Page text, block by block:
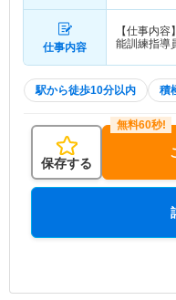
仕事内容
【仕事内
能訓練指導
駅から徒歩10分以内 積
保存する